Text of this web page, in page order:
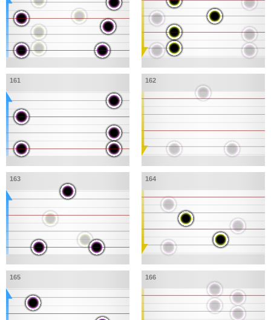
161 162
163 164
165 166